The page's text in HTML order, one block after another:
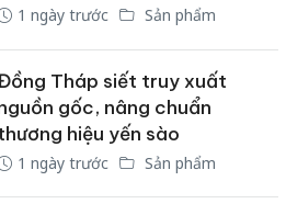
1 ngày trước Sản phẩm
Tháp siết truy xuất
gốc, nâng chuẩn
hiệu yến sào
1 ngày trước Sản phẩm